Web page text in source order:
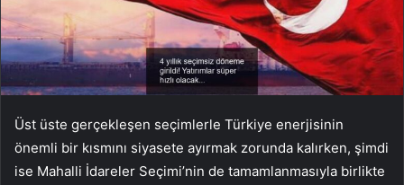
Üst üste gerçekleşen seçimlerle Türkiye enerjisinin
önemli bir kısmını siyasete ayırmak zorunda kalırken, şimdi
ise Mahalli İdareler Seçimi’nin de tamamlanmasıyla birlikte